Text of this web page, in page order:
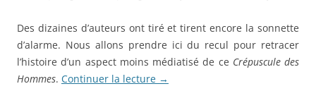
Des dizaines d’auteurs ont tiré et tirent encore la sonnette
d’alarme. Nous allons prendre ici du recul pour retracer
l’histoire d’un aspect moins médiatisé de ce Crépuscule des
Hommes. Continuer la lecture →